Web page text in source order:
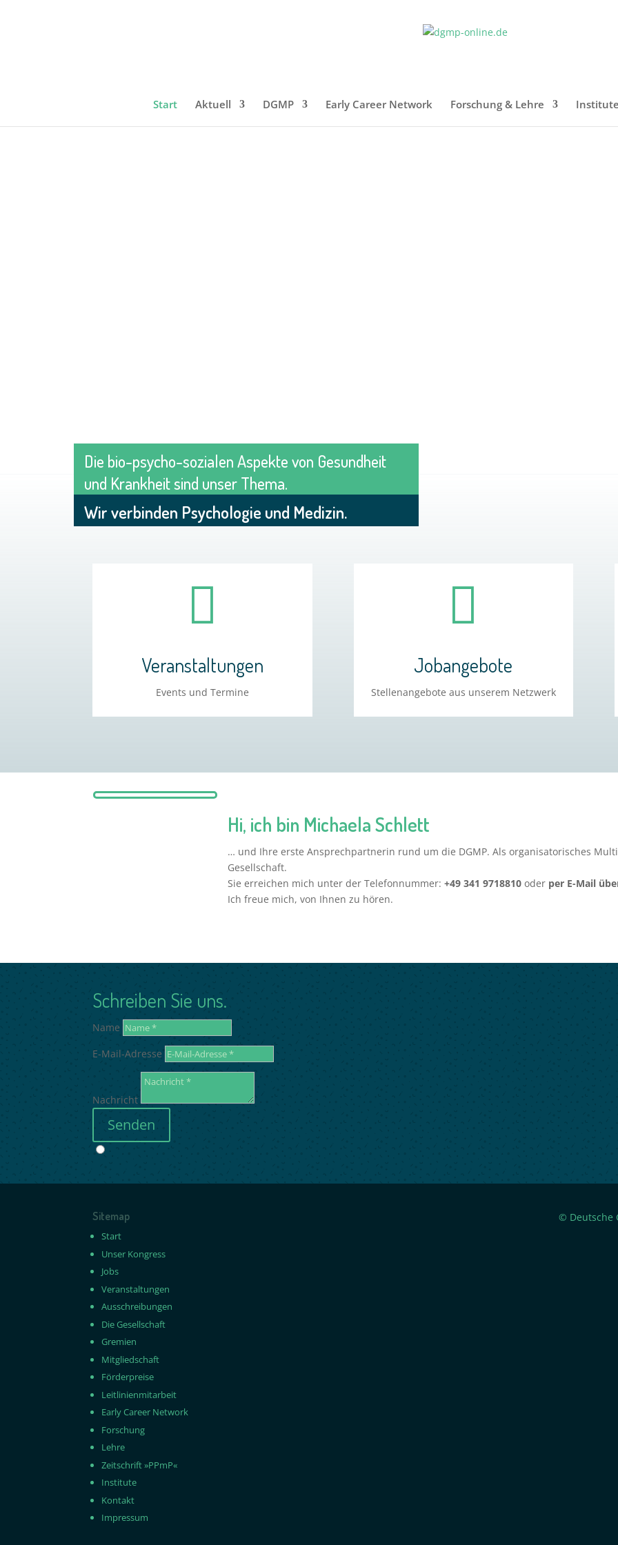
Start Aktuell DGMP Early Career Network Forschung & Lehre
Die bio-psycho-sozialenAspekte von Gesundheit
und Krankheit sind unser Thema.
Wir verbinden Psychologie und Medizin.

Veranstaltungen
Events und Termine

Jobangebote
Stellenangebote aus unserem Netzwerk
Hi, ich bin Michaela Schlett
… und Ihre erste Ansprechpartnerin rund um die DGMP. Als organisatorisches
Gesellschaft.
Sie erreichen mich unter der Telefonnummer: +49 341 9718810oder per E-Mail
Ich freue mich, von Ihnen zu hören.
Schreiben Sie uns.
Name
E-Mail-Adresse
Nachricht
Senden
Sitemap
Start
Unser Kongress
Jobs
Veranstaltungen
Ausschreibungen
Die Gesellschaft
Gremien
Mitgliedschaft
Förderpreise
Leitlinienmitarbeit
Early Career Network
Forschung
Lehre
Zeitschrift »PPmP«
Institute
Kontakt
Impressum
© Deutsche